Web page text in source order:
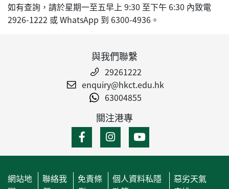
如有查詢，請於星期一至五早上 9:30 至下午 6:30 內致電
2926-1222 或 WhatsApp 到 6300-4936。
與我們聯繫
29261222
enquiry@hkct.edu.hk
63004855
關注港專
網站地
聯絡我
免責條
個人資料私隱
惡劣天氣